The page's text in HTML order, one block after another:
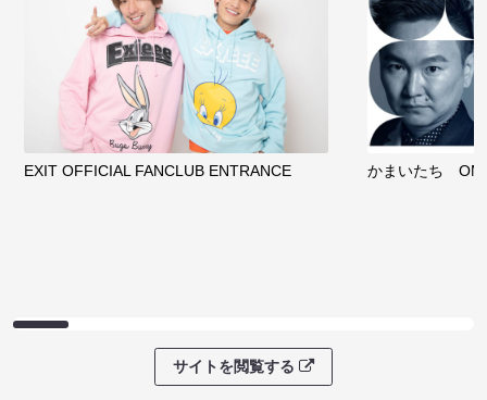
EXIT OFFICIAL FANCLUB ENTRANCE かまいたち
サイトを閲覧する